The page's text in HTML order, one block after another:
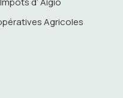
Agricoles